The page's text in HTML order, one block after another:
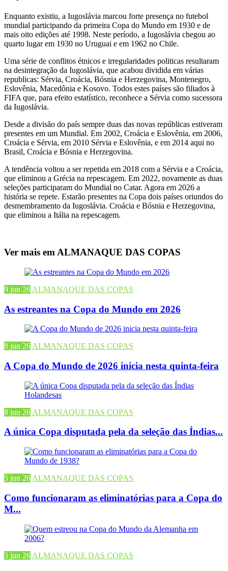
Enquanto existiu, a Iugoslávia marcou forte presença no futebol
mundial participando da primeira Copa do Mundo em 1930 e de
mais oito edições até 1998. Neste período, a Iugoslávia chegou ao
quarto lugar em 1930 no Uruguai e em 1962 no Chile.
Uma série de conflitos étnicos e irregularidades politicas resultaram
na desintegração da Iugoslávia, que acabou dividida em várias
republicas: Sérvia, Croácia, Bósnia e Herzegovina, Montenegro,
Eslovênia, Macedônia e Kosovo. Todos estes países são filiados à
FIFA que, para efeito estatístico, reconhece a Sérvia como sucessora
da Iugoslávia.
Desde a divisão do país sempre duas das novas repúblicas estiveram
presentes em um Mundial. Em 2002, Croácia e Eslovênia, em 2006,
Croácia e Sérvia, em 2010 Sérvia e Eslovênia, e em 2014 aqui no
Brasil, Croácia e Bósnia e Herzegovina.
A tendência voltou a ser repetida em 2018 com a Sérvia e a Croácia,
que eliminou a Grécia na repescagem. Em 2022, novamente as duas
seleções participaram do Mundial no Catar. Agora em 2026 a
história se repete. Estarão presentes na Copa dois países oriundos do
desmembramento da Iugoslávia. Croácia e Bósnia e Herzegovina,
que eliminou a Itália na repescagem.
Ver mais em ALMANAQUE DAS COPAS
9 jun 26 ALMANAQUE DAS COPAS
As estreantes na Copa do Mundo em 2026
8 jun 26 ALMANAQUE DAS COPAS
A Copa do Mundo de 2026 inicia nesta quinta-feira
8 jun 26 ALMANAQUE DAS COPAS
A única Copa disputada pela da seleção das Índias...
5 jun 26 ALMANAQUE DAS COPAS
Como funcionaram as eliminatórias para a Copa do
M...
3 jun 26 ALMANAQUE DAS COPAS